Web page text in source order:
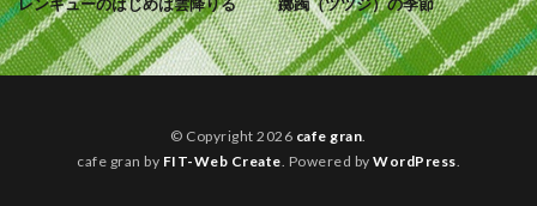
© Copyright 2026 cafe gran
cafe gran by FIT-Web Create . Powered by WordPress